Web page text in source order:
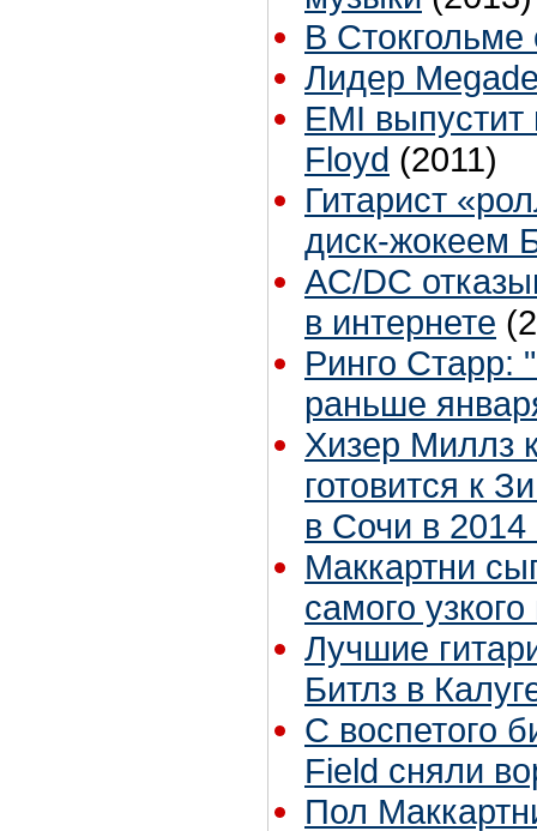
В Стокгольме
Лидер
EMI
Floyd (2011)
Гитарист
диск-жокеем
AС/DС
в интернете
Ринго Старр:
раньше
Хизер Миллз
готовится к
в Сочи в 2014
Маккартни
самого
Лучшие
Битлз в
С воспетого
Field сняли
Пол